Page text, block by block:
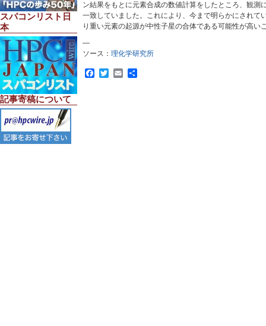
スパコンリスト日
本
記事寄稿について
ン結果をもとに元素合成の数値計算をしたところ、観測
一致していました。これにより、今まで明らかにされて
り重い元素の起源が中性子星の合体である可能性が高い
—
ソース： 理化学研究所
Facebook
TwitterEmail
共